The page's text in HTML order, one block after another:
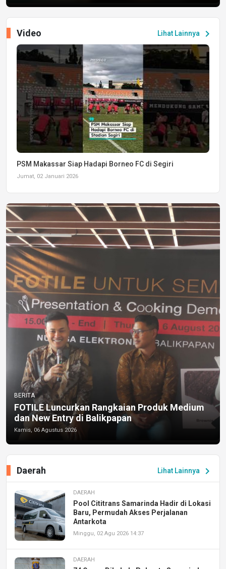
Lihat Lainnya chevron_right
Video
PSM Makassar Siap Hadapi Borneo FC di Segiri
Jumat, 02 Januari 2026
BERITA
FOTILE Luncurkan Rangkaian Produk Medium
dan New Entry di Balikpapan
Kamis, 06 Agustus 2026
Lihat Lainnya chevron_right
Daerah
DAERAH
Pool Cititrans Samarinda Hadir di Lokasi
Baru, Permudah Akses Perjalanan
Antarkota
Minggu, 02 Agu 2026 14:37
DAERAH